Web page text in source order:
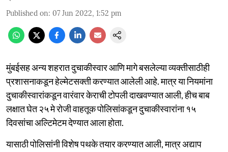
Published on: 07 Jun 2022, 1:52 pm
मुंबईसह अन्य शहरात दुचाकीस्वार आणि मागे बसलेल्या व्यक्तीसाठीही
प्रशासनाकडून हेल्मेटसक्ती करण्यात आलेली आहे. मात्र या नियमांना
दुचाकीस्वारांकडून वारंवार केराची टोपली दाखवण्यात आली, हीच बाब
लक्षात घेत २५ मे रोजी वाहतूक पोलिसांकडून दुचाकीस्वारांना १५
दिवसांचा अल्टिमेटम देण्यात आला होता.
यासाठी पोलिसांनी विशेष पथके तयार करण्यात आली, मात्र अद्याप